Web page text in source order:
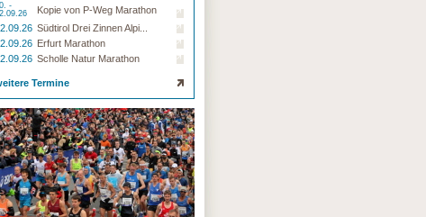
-
Kopie von P-Weg Marathon
Südtirol Drei Zinnen Alpi...
Erfurt Marathon
Scholle Natur Marathon
Termine